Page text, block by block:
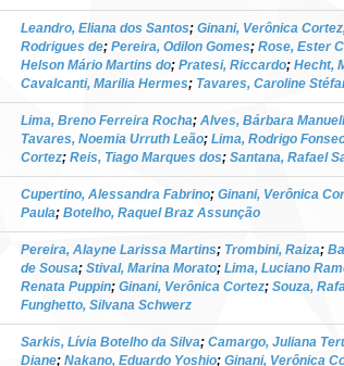
Leandro, Eliana dos Santos; Ginani, Verônica Cortez
Rodrigues de; Pereira, Odilon Gomes; Rose, Ester
Helson Mário Martins do; Pratesi, Riccardo; Hecht,
Cavalcanti, Marilia Hermes; Tavares, Caroline
Lima, Breno Ferreira Rocha; Alves, Bárbara
Tavares, Noemia Urruth Leão; Lima, Rodrigo
Cortez; Reis, Tiago Marques dos; Santana, Rafael
Cupertino, Alessandra Fabrino; Ginani, Verônica
Paula; Botelho, Raquel Braz Assunção
Pereira, Alayne Larissa Martins; Trombini, Raiza;
de Sousa; Stival, Marina Morato; Lima, Luciano
Renata Puppin; Ginani, Verônica Cortez; Souza,
Funghetto, Silvana Schwerz
Sarkis, Lívia Botelho da Silva; Camargo, Juliana
Diane; Nakano, Eduardo Yoshio; Ginani, Verônica